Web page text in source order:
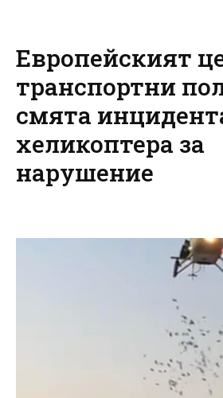
Европейският
транспортни
смята
хеликоптера за
нарушение